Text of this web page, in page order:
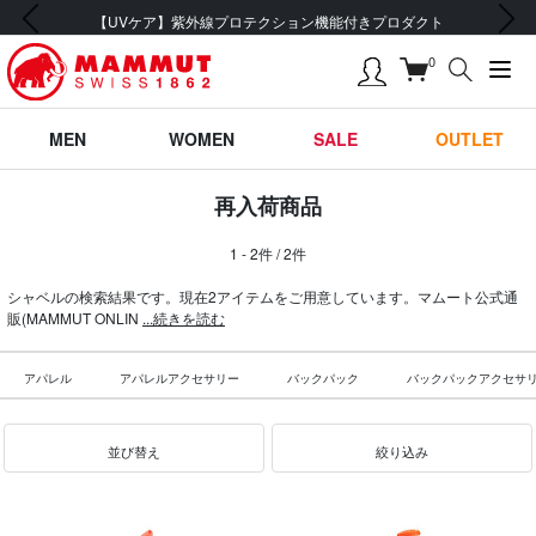
【UVケア】紫外線プロテクション機能付きプロダクト
前の画像 次の画像
0
MEN WOMEN SALE OUTLET
再入荷商品
1 - 2件 / 2件
シャベルの検索結果です。現在2アイテムをご用意しています。マムート公式通
販(MAMMUT ONLIN ...続きを読む
アパレル アパレルアクセサリー バックパック バックパックアクセサ
並び替え 絞り込み